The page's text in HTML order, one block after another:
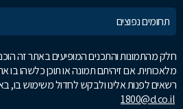
תחומים נפוצים
חלק מהתמונות והתכנים המופיעים באתר זה
מלאכותית. אם זיהיתם תמונה או תוכן כלשהו בו
רשאים לפנות אלינו ולבקש לחדול משימוש בו,
1800@d.co.il